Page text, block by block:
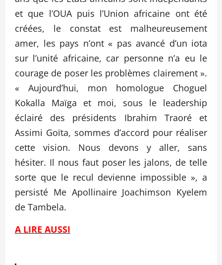
et que l’OUA puis l’Union africaine ont été
créées, le constat est malheureusement
amer, les pays n’ont « pas avancé d’un iota
sur l’unité africaine, car personne n’a eu le
courage de poser les problèmes clairement ».
« Aujourd’hui, mon homologue Choguel
Kokalla Maïga et moi, sous le leadership
éclairé des présidents Ibrahim Traoré et
Assimi Goïta, sommes d’accord pour réaliser
cette vision. Nous devons y aller, sans
hésiter. Il nous faut poser les jalons, de telle
sorte que le recul devienne impossible », a
persisté Me Apollinaire Joachimson Kyelem
de Tambela.
A LIRE AUSSI